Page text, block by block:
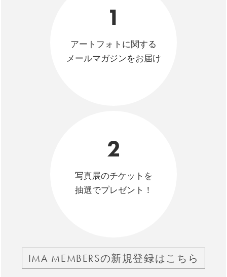
1
アートフォトに関する
メールマガジンをお届け
2
写真展のチケットを
抽選でプレゼント！
IMA MEMBERSの新規登録はこちら